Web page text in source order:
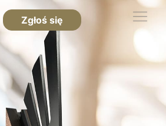
Zgłoś się